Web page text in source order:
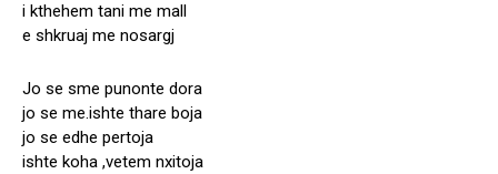
i kthehem tani me mall
e shkruaj me nosargj
Jo se sme punonte dora
jo se me.ishte thare boja
jo se edhe pertoja
ishte koha ,vetem nxitoja